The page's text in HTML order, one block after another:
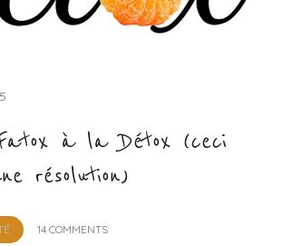
à la Détox (ceci
résolution)
by
14 COMMENTS